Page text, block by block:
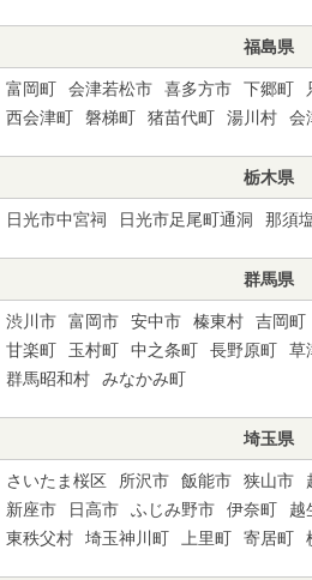
福島県
富岡町 会津若松市 喜多方市 下郷町
西会津町
磐梯町 猪苗代町 湯川村 会
栃木県
日光市中宮祠 日光市足尾町通洞 那須
群馬県
渋川市 富岡市 安中市 榛東村 吉岡町
甘楽町
玉村町 中之条町 長野原町 草
群馬昭和村
みなかみ町
埼玉県
さいたま桜区 所沢市 飯能市 狭山市
新座市
日高市 ふじみ野市 伊奈町 越
東秩父村
埼玉神川町 上里町 寄居町